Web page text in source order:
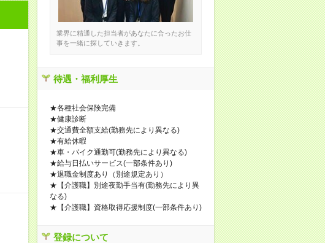
業界に精通した担当者があなたに合ったお仕
事を一緒に探していきます。
待遇・福利厚生
★各種社会保険完備
★健康診断
★交通費全額支給(勤務先により異なる)
★有給休暇
★車・バイク通勤可(勤務先により異なる)
★給与日払いサービス(一部条件あり)
★退職金制度あり（別途規定あり）
★【介護職】別途夜勤手当有(勤務先により異
なる)
★【介護職】資格取得応援制度(一部条件あり)
登録について